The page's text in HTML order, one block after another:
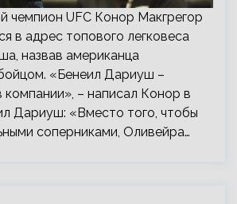
чемпион UFC Конор Макгрегор
в адрес топового легковеса
назвав американца
«Бенеил Дариуш –
компании», – написал Конор в
Дариуш: «Вместо того, чтобы
соперниками, Оливейра…